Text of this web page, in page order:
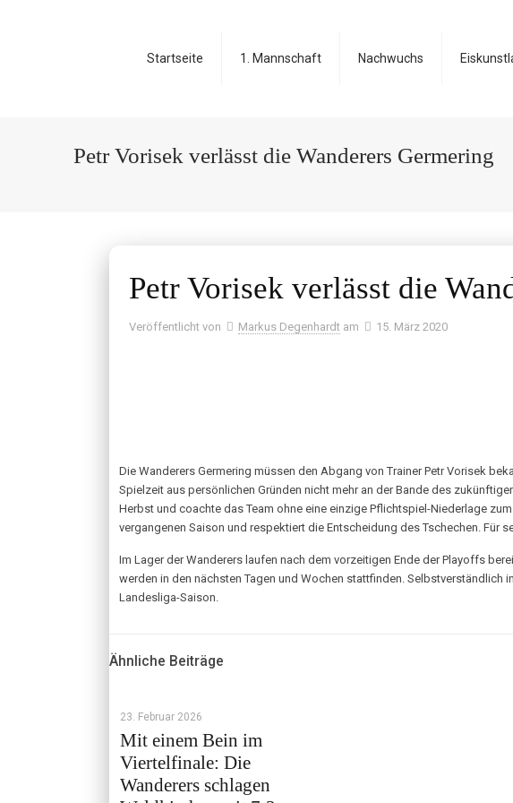
Startseite 1. Mannschaft Nachwuchs
Petr Vorisek verlässt die Wanderers Germering
Petr Vorisek verlässt die
Veröffentlicht von Markus Degenhardt am 15. März 2020
Die Wanderers Germering müssen den Abgang von Trainer Petr Vorisek
Spielzeit aus persönlichen Gründen nicht mehr an der Bande des
Herbst und coachte das Team ohne eine einzige Pflichtspiel-Niederlage
vergangenen Saison und respektiert die Entscheidung des Tschechen. Für
Im Lager der Wanderers laufen nach dem vorzeitigen Ende der Playoffs
werden in den nächsten Tagen und Wochen stattfinden. Selbstverständlich
Landesliga-Saison.
Ähnliche Beiträge
23. Februar 2026
Mit einem Bein im
Viertelfinale: Die
Wanderers schlagen